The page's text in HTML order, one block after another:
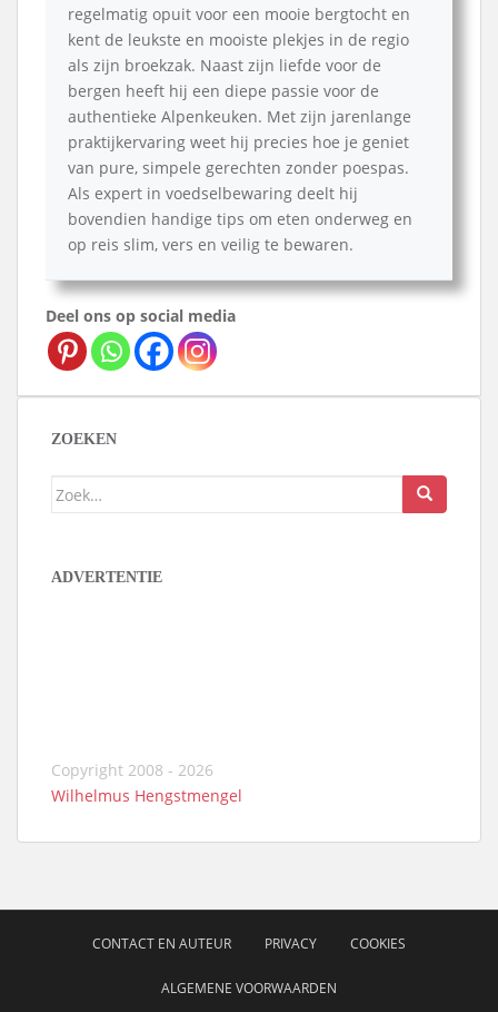
regelmatig opuit voor een mooie bergtocht en
kent de leukste en mooiste plekjes in de regio
als zijn broekzak. Naast zijn liefde voor de
bergen heeft hij een diepe passie voor de
authentieke Alpenkeuken. Met zijn jarenlange
praktijkervaring weet hij precies hoe je geniet
van pure, simpele gerechten zonder poespas.
Als expert in voedselbewaring deelt hij
bovendien handige tips om eten onderweg en
op reis slim, vers en veilig te bewaren.
Deel ons op social media
ZOEKEN
Zoek
ADVERTENTIE
Copyright 2008 - 2026
Wilhelmus Hengstmengel
CONTACT EN AUTEUR PRIVACY COOKIES
ALGEMENE VOORWAARDEN